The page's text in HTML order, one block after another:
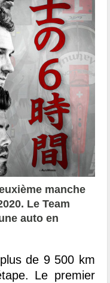
manche
Le Team
auto en
de 9 500 km
Le premier